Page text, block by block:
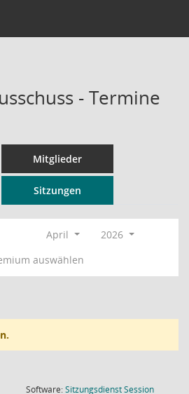
- Termine
Mitglieder
Sitzungen
April
2026
auswählen
Software:SitzungsdienstSession(Wird in